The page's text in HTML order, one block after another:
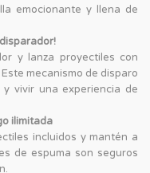
emocionante y llena de
y lanza proyectiles con
mecanismo de disparo
vivir una experiencia de
ilimitada
incluidos y mantén a
de espuma son seguros